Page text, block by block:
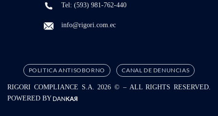
Tel: (593) 981-762-440
info@rigori.com.ec
POLITICA ANTISOBORNO CANAL DE DENUNCIAS
RIGORI COMPLIANCE S.A. 2026 © – ALL RIGHTS RESERVED.
POWERED BY